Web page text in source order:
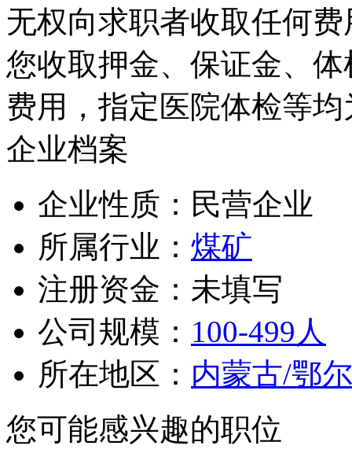
无权向求职者收取任何
您收取押金、保证金、
费用，指定医院体检等
企业档案
企业性质：民营企业
所属行业： 煤矿
注册资金：未填写
公司规模： 100-499人
所在地区： 内蒙古/鄂
您可能感兴趣的职位